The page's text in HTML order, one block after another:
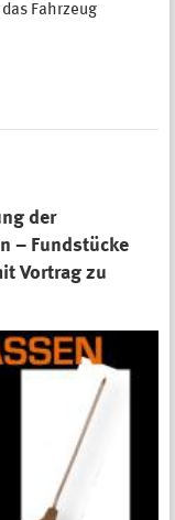
Fahrzeug
der
– Fundstücke
Vortrag zu